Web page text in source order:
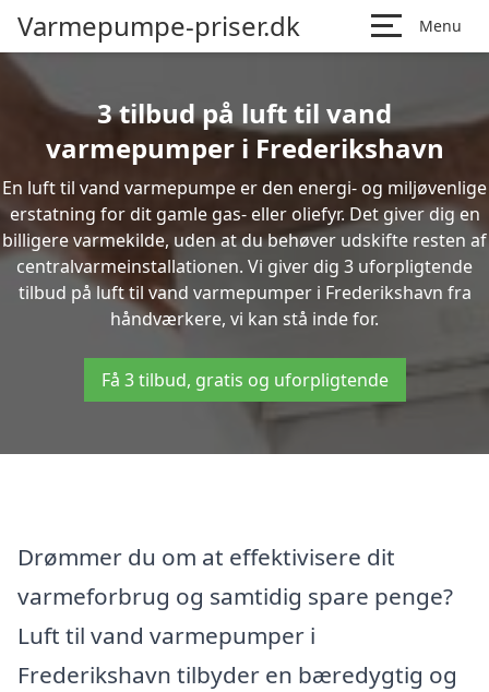
Varmepumpe-priser.dk Menu
3 tilbud på luft til vand
varmepumper i Frederikshavn
En luft til vand varmepumpe er den energi- og miljøvenlige
erstatning for dit gamle gas- eller oliefyr. Det giver dig en
billigere varmekilde, uden at du behøver udskifte resten af
centralvarmeinstallationen. Vi giver dig 3 uforpligtende
tilbud på luft til vand varmepumper i Frederikshavn fra
håndværkere, vi kan stå inde for.
Få 3 tilbud, gratis og uforpligtende
Drømmer du om at effektivisere dit
varmeforbrug og samtidig spare penge?
Luft til vand varmepumper i
Frederikshavn tilbyder en bæredygtig og